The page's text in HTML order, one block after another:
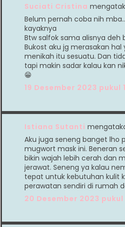
Suciati Cristina
Belum pernah coba nih
kayaknya
Btw salfok sama alisnya deh
Bukost aku jg merasakan hal
menikah itu sesuatu. Dan
tapi makin sadar kalau kan
😁
19 Desember 2023 pukul
Istiana Sutanti
Aku juga seneng banget lho
mugwort mask ini. Beneran
bikin wajah lebih cerah dan
jerawat. Seneng ya kalau
tepat untuk kebutuhan kulit
perawatan sendiri di rumah
20 Desember 2023